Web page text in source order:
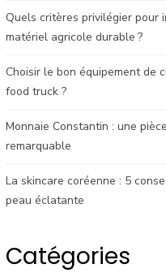
Quels critères privilégier pour
matériel agricole durable ?
Choisir le bon équipement de
food truck ?
Monnaie Constantin : une
remarquable
La skincare coréenne : 5
peau éclatante
Catégories